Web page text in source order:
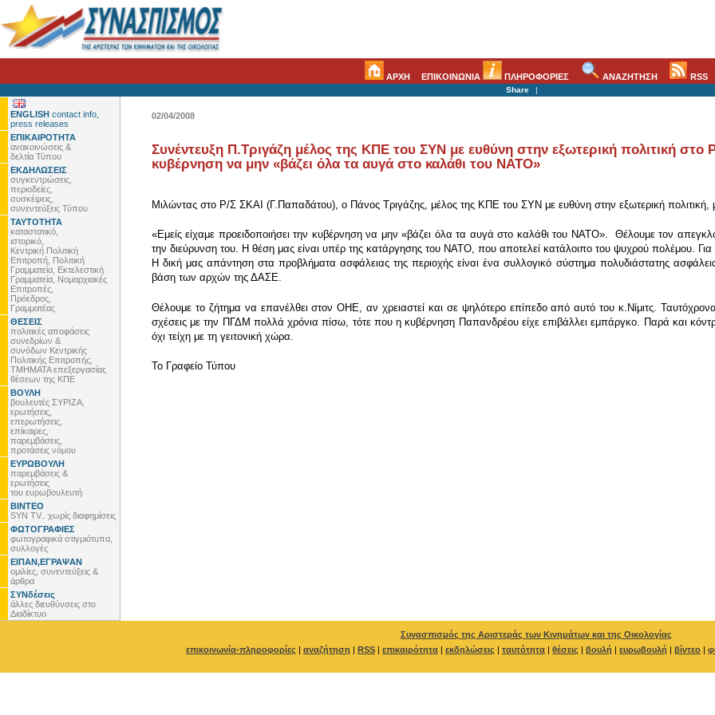
ΑΡΧΗ ΕΠΙΚΟΙΝΩΝΙΑ ΠΛΗΡΟΦΟΡΙΕΣ ΑΝΑΖΗΤΗΣΗ RSS
Share |
ENGLISH contact info,
press releases
ΕΠΙΚΑΙΡΟΤΗΤΑ
ανακοινώσεις &
δελτία Τύπου
ΕΚΔΗΛΩΣΕΙΣ
συγκεντρώσεις,
περιοδείες,
συσκέψεις,
συνεντεύξεις Τύπου
ΤΑΥΤΟΤΗΤΑ
καταστατικό,
ιστορικό,
Κεντρική Πολιτική
Επιτροπή, Πολιτική
Γραμματεία, Εκτελεστική
Γραμματεία, Νομαρχιακές
Επιτροπές,
Πρόεδρος,
Γραμματέας
ΘΕΣΕΙΣ
πολιτικές αποφάσεις
συνεδρίων &
συνόδων Κεντρικής
Πολιτικής Επιτροπής,
ΤΜΗΜΑΤΑ επεξεργασίας
θέσεων της ΚΠΕ
ΒΟΥΛΗ
βουλευτές ΣΥΡΙΖΑ,
ερωτήσεις,
επερωτήσεις,
επίκαιρες,
παρεμβάσεις,
προτάσεις νόμου
ΕΥΡΩΒΟΥΛΗ
παρεμβάσεις &
ερωτήσεις
του ευρωβουλευτή
ΒΙΝΤΕΟ
SYN TV.. χωρίς διαφημίσεις
ΦΩΤΟΓΡΑΦΙΕΣ
φωτογραφικά στιγμιότυπα,
συλλογές
ΕΙΠΑΝ,ΕΓΡΑΨΑΝ
ομιλίες, συνεντεύξεις &
άρθρα
ΣΥΝδέσεις
άλλες διευθύνσεις στο
Διαδίκτυο
02/04/2008
Συνέντευξη Π.Τριγάζη μέλος της ΚΠΕ του ΣΥΝ με ευθύνη στην εξωτερική πολιτική στο
κυβέρνηση να μην «βάζει όλα τα αυγά στο καλάθι του ΝΑΤΟ»
Μιλώντας στο Ρ/Σ ΣΚΑΙ (Γ.Παπαδάτου), ο Πάνος Τριγάζης, μέλος της ΚΠΕ του ΣΥΝ με ευθύνη στην εξωτερική πολιτική,
«Εμείς είχαμε προειδοποιήσει την κυβέρνηση να μην «βάζει όλα τα αυγά στο καλάθι του ΝΑΤΟ». Θέλουμε τον
την διεύρυνση του. Η θέση μας είναι υπέρ της κατάργησης του ΝΑΤΟ, που αποτελεί κατάλοιπο του ψυχρού πολέμου.
Η δική μας απάντηση στα προβλήματα ασφάλειας της περιοχής είναι ένα συλλογικό σύστημα πολυδιάστατης
βάση των αρχών της ΔΑΣΕ.
Θέλουμε το ζήτημα να επανέλθει στον ΟΗΕ, αν χρειαστεί και σε ψηλότερο επίπεδο από αυτό του κ.Νίμιτς.
σχέσεις με την ΠΓΔΜ πολλά χρόνια πίσω, τότε που η κυβέρνηση Παπανδρέου είχε επιβάλλει εμπάργκο. Παρά και
όχι τείχη με τη γειτονική χώρα.
To Γραφείο Τύπου
Συνασπισμός της Αριστεράς των Κινημάτων και της Οικολογίας
επικοινωνία-πληροφορίες | αναζήτηση | RSS | επικαιρότητα | εκδηλώσεις | ταυτότητα | θέσεις | βουλή | ευρωβουλή | βίντεο |